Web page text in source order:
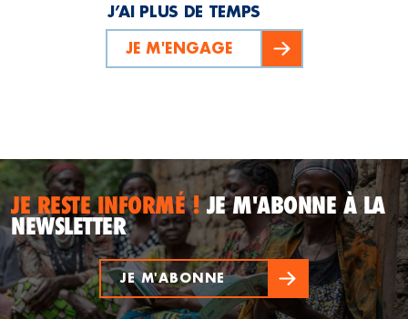
J’AI PLUS DE TEMPS
JE M'ENGAGE
JE RESTE INFORMÉ !JE M'ABONNE À LA
NEWSLETTER
JE M'ABONNE